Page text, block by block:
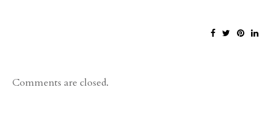
Comments are closed.